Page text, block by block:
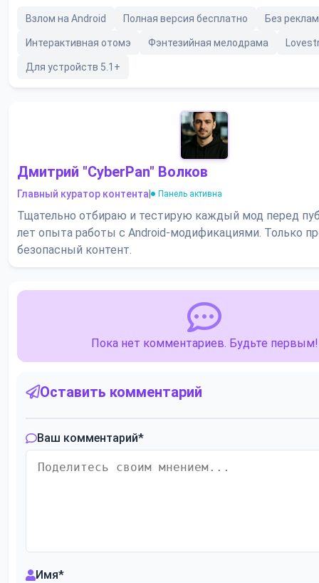
Взлом на Android Полная версия бесплатно Без
Интерактивная отомэ Фэнтезийная мелодрама
Для устройств 5.1+
Дмитрий "CyberPan" Волков
Главный куратор контента Панель активна
Тщательно отбираю и тестирую каждый мод перед
лет опыта работы с Android-модификациями. Только
безопасный контент.
Пока нет комментариев. Будьте первым!
Оставить комментарий
Ваш комментарий*
Имя*